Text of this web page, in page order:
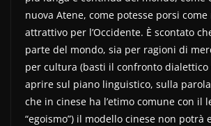
nuova Atene, come potesse porsi
attrattivo per l’Occidente. È scontato
parte del mondo, sia per ragioni di
per cultura (basti il confronto dialettico
aprire sul piano linguistico, sulla
che in cinese ha l’etimo comune con il
“egoismo”) il modello cinese non potrà